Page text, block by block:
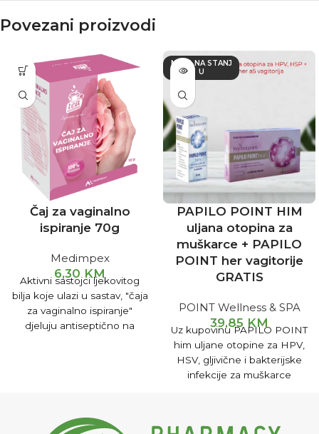
Povezani proizvodi
Čaj za vaginalno
ispiranje 70g
Medimpex
6,30 KM
Aktivni sastojci ljekovitog
bilja koje ulazi u sastav, "čaja
za vaginalno ispiranje"
djeluju antiseptično na
ublažavanje tegoba uslijed
upale vaginalne sluzokože.
NEMA NA STANJ
U
PAPILO POINT HIM
uljana otopina za
muškarce + PAPILO
POINT her vagitorije
GRATIS
POINT Wellness & SPA
39,85 KM
Uz kupovinu PAPILO POINT
him uljane otopine za HPV,
HSV, gljivične i bakterijske
infekcije za muškarce